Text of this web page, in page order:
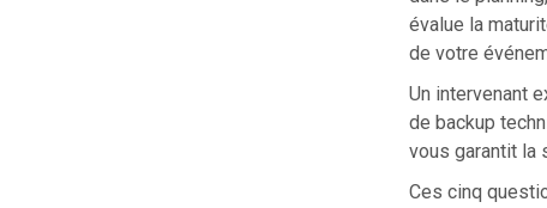
évalue la
de votre
Un intervenant
de backup
vous garantit la
Ces cinq